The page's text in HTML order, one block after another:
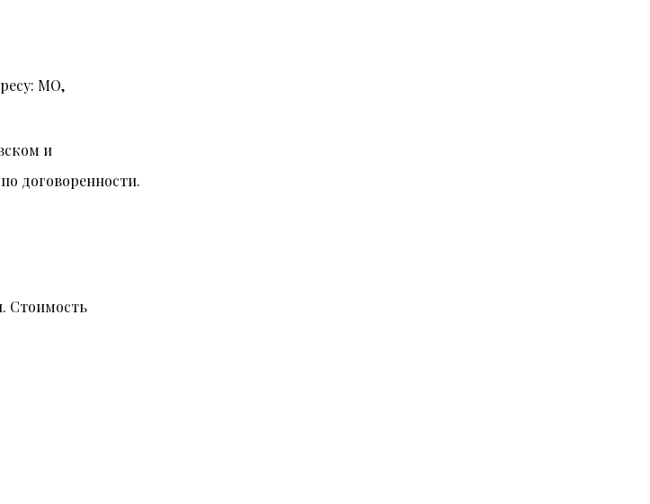
МО,
и
договоренности.
Стоимость